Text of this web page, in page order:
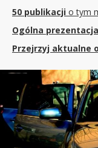
50 publikacji o tym
Ogólna prezentacja
Przejrzyj aktualne